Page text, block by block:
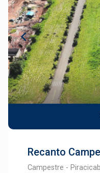
imóvel desejado com tudo
especialista em
Recanto
Campestre -